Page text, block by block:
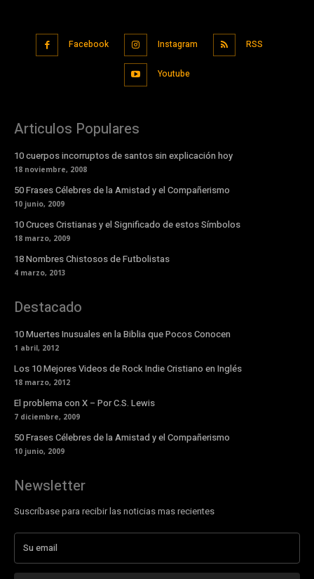
Facebook Instagram RSS
Youtube
Articulos Populares
10 cuerpos incorruptos de santos sin explicación hoy
18 noviembre, 2008
50 Frases Célebres de la Amistad y el Compañerismo
10 junio, 2009
10 Cruces Cristianas y el Significado de estos Símbolos
18 marzo, 2009
18 Nombres Chistosos de Futbolistas
4 marzo, 2013
Destacado
10 Muertes Inusuales en la Biblia que Pocos Conocen
1 abril, 2012
Los 10 Mejores Videos de Rock Indie Cristiano en Inglés
18 marzo, 2012
El problema con X – Por C.S. Lewis
7 diciembre, 2009
50 Frases Célebres de la Amistad y el Compañerismo
10 junio, 2009
Newsletter
Suscríbase para recibir las noticias mas recientes